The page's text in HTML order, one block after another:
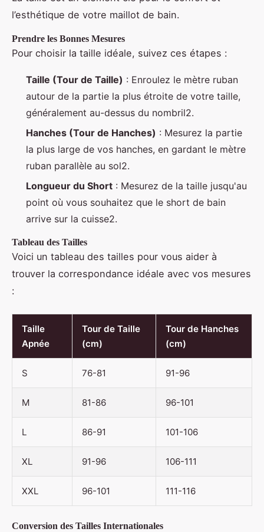
l’esthétique de votre maillot de bain.
Prendre les Bonnes Mesures
Pour choisir la taille idéale, suivez ces étapes :
Taille (Tour de Taille) : Enroulez le mètre ruban
autour de la partie la plus étroite de votre taille,
généralement au-dessus du nombril2.
Hanches (Tour de Hanches) : Mesurez la partie
la plus large de vos hanches, en gardant le mètre
ruban parallèle au sol2.
Longueur du Short : Mesurez de la taille jusqu'au
point où vous souhaitez que le short de bain
arrive sur la cuisse2.
Tableau des Tailles
Voici un tableau des tailles pour vous aider à
trouver la correspondance idéale avec vos mesures
:
Taille
Apnée
Tour de Taille
(cm)
Tour de Hanches
(cm)
S 76-81 91-96
M 81-86 96-101
L 86-91 101-106
XL 91-96 106-111
XXL 96-101 111-116
Conversion des Tailles Internationales